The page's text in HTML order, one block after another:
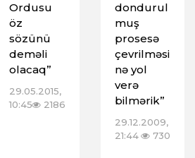
Ordusu
öz
sözünü
deməli
olacaq”
29.05.2015,
10:45
2186
dondurul
muş
prosesə
çevrilməsi
nə yol
verə
bilmərik”
29.12.2009,
21:44
730